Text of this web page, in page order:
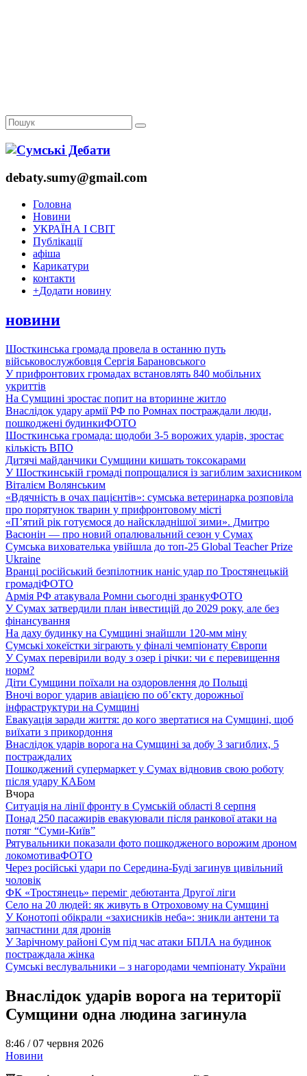
debaty.sumy@gmail.com
Головна
Новини
УКРАЇНА І СВІТ
Публікації
афіша
Карикатури
контакти
+Додати новину
новини
Шосткинська громада провела в останню путь
військовослужбовця Сергія Барановського
У прифронтових громадах встановлять 840 мобільних
укриттів
На Сумщині зростає попит на вторинне житло
Внаслідок удару армії РФ по Ромнах постраждали люди,
пошкоджені будинкиФОТО
Шосткинська громада: щодоби 3-5 ворожих ударів, зростає
кількість ВПО
Дитячі майданчики Сумщини кишать токсокарами
У Шосткинській громаді попрощалися із загиблим захисником
Віталієм Волянським
«Вдячність в очах пацієнтів»: сумська ветеринарка розповіла
про порятунок тварин у прифронтовому місті
«П’ятий рік готуємося до найскладнішої зими». Дмитро
Васюнін — про новий опалювальний сезон у Сумах
Сумська вихователька увійшла до топ-25 Global Teacher Prize
Ukraine
Вранці російський безпілотник наніс удар по Тростянецькій
громадіФОТО
Армія РФ атакувала Ромни сьогодні зранкуФОТО
У Сумах затвердили план інвестицій до 2029 року, але без
фінансування
На даху будинку на Сумщині знайшли 120-мм міну
Сумські хокеїстки зіграють у фіналі чемпіонату Європи
У Сумах перевірили воду з озер і річки: чи є перевищення
норм?
Діти Сумщини поїхали на оздоровлення до Польщі
Вночі ворог ударив авіацією по обʼєкту дорожньої
інфраструктури на Сумщині
Евакуація заради життя: до кого звертатися на Сумщині, щоб
виїхати з прикордоння
Внаслідок ударів ворога на Сумщині за добу 3 загиблих, 5
постраждалих
Пошкоджений супермаркет у Сумах відновив свою роботу
після удару КАБом
Вчора
Ситуація на лінії фронту в Сумській області 8 серпня
Понад 250 пасажирів евакуювали після ранкової атаки на
потяг “Суми-Київ”
Рятувальники показали фото пошкодженого ворожим дроном
локомотиваФОТО
Через російські удари по Середина-Буді загинув цивільний
чоловік
ФК «Тростянець» переміг дебютанта Другої ліги
Село на 20 людей: як живуть в Отроховому на Сумщині
У Конотопі обікрали «захисників неба»: зникли антени та
запчастини для дронів
У Зарічному районі Сум під час атаки БПЛА на будинок
постраждала жінка
Сумські веслувальники – з нагородами чемпіонату України
Внаслідок ударів ворога на території
Сумщини одна людина загинула
8:46 /07 червня 2026
Новини